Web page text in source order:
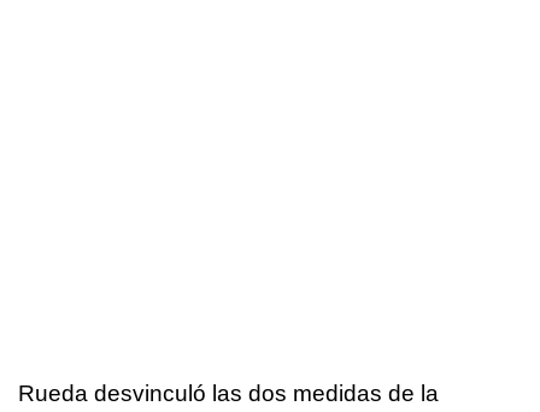
Rueda desvinculó las dos medidas de la